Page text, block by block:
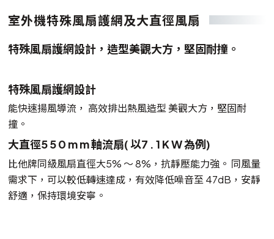
室外機特殊風扇護網及大直徑風扇
特殊風扇護網設計，造型美觀大方，堅固耐撞。
特殊風扇護網設計
能快速揚風導流， 高效排出熱風造型 美觀大方，堅固耐
撞。
大直徑5 5 0 m m 軸流扇( 以7 . 1 K W 為例)
比他牌同級風扇直徑大5% ～ 8%，抗靜壓能力強。 同風量
需求下，可以較低轉速達成，有效降低噪音至 47dB，安靜
舒適，保持環境安寧。